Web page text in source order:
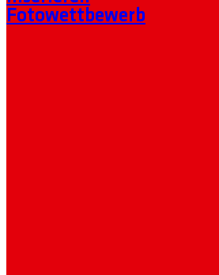
Fotowettbewerb